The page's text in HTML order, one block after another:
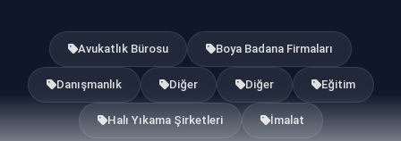
Avukatlık Bürosu Boya Badana Firmaları
Danışmanlık Diğer Diğer Eğitim
Halı Yıkama Şirketleri İmalat